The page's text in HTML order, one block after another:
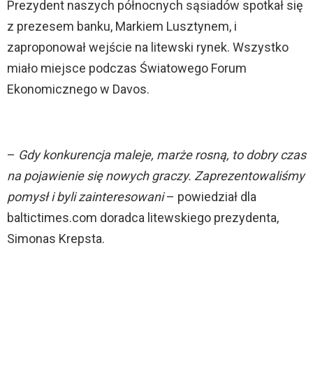
Prezydent naszych północnych sąsiadów spotkał się
z prezesem banku, Markiem Lusztynem, i
zaproponował wejście na litewski rynek. Wszystko
miało miejsce podczas Światowego Forum
Ekonomicznego w Davos.
– Gdy konkurencja maleje, marże rosną, to dobry czas
na pojawienie się nowych graczy. Zaprezentowaliśmy
pomysł i byli zainteresowani– powiedział dla
baltictimes.com doradca litewskiego prezydenta,
Simonas Krepsta.